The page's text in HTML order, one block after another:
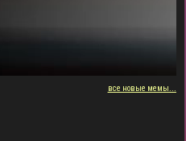
все новые мемы...